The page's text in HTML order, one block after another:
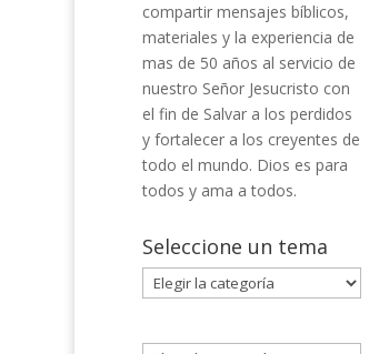
compartir mensajes bíblicos,
materiales y la experiencia de
mas de 50 años al servicio de
nuestro Señor Jesucristo con
el fin de Salvar a los perdidos
y fortalecer a los creyentes de
todo el mundo. Dios es para
todos y ama a todos.
Seleccione un tema
Seleccione
un